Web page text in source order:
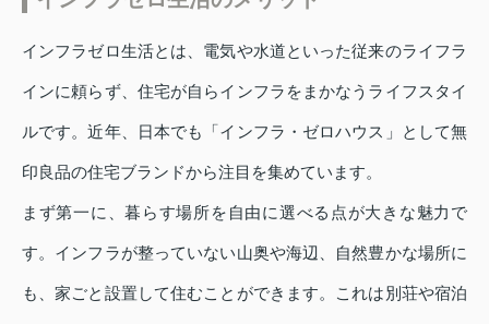
インフラゼロ生活とは、電気や水道といった従来のライフラ
インに頼らず、住宅が自らインフラをまかなうライフスタイ
ルです。近年、日本でも「インフラ・ゼロハウス」として無
印良品の住宅ブランドから注目を集めています。
まず第一に、暮らす場所を自由に選べる点が大きな魅力で
す。インフラが整っていない山奥や海辺、自然豊かな場所に
も、家ごと設置して住むことができます。これは別荘や宿泊